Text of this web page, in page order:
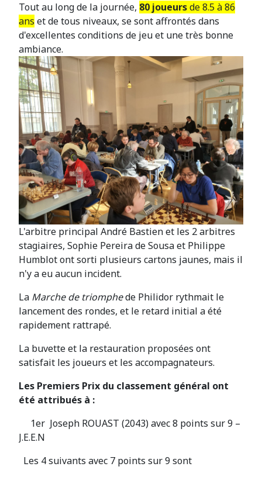
Tout au long de la journée, 80 joueursde 8.5 à 86
ans et de tous niveaux, se sont affrontés dans
d'excellentes conditions de jeu et une très bonne
ambiance.
L'arbitre principal André Bastien et les 2 arbitres
stagiaires, Sophie Pereira de Sousa et Philippe
Humblot ont sorti plusieurs cartons jaunes, mais il
n'y a eu aucun incident.
La Marche de triomphede Philidor rythmait le
lancement des rondes, et le retard initial a été
rapidement rattrapé.
La buvette et la restauration proposées ont
satisfait les joueurs et les accompagnateurs.
Les Premiers Prix du classement général ont
été attribués à :
1er Joseph ROUAST (2043) avec 8 points sur 9 –
J.E.E.N
Les 4 suivants avec 7 points sur 9 sont